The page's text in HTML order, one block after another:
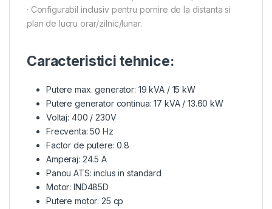
· Configurabil inclusiv pentru pornire de la distanta si
plan de lucru orar/zilnic/lunar.
Caracteristici tehnice:
Putere max. generator: 19 kVA / 15 kW
Putere generator continua: 17 kVA / 13.60 kW
Voltaj: 400 / 230V
Frecventa: 50 Hz
Factor de putere: 0.8
Amperaj: 24.5 A
Panou ATS: inclus in standard
Motor: IND485D
Putere motor: 25 cp